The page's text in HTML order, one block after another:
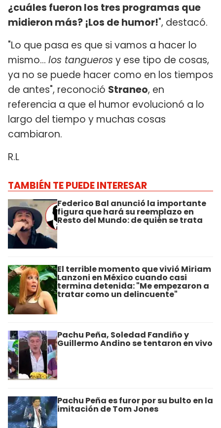
¿cuáles fueron los tres programas que
midieron más? ¡Los de humor!", destacó.
"Lo que pasa es que si vamos a hacer lo
mismo… los tangueros y ese tipo de cosas,
ya no se puede hacer como en los tiempos
de antes", reconoció Straneo, en
referencia a que el humor evolucionó a lo
largo del tiempo y muchas cosas
cambiaron.
R.L
TAMBIÉN TE PUEDE INTERESAR
Federico Bal anunció la importante
figura que hará su reemplazo en
Resto del Mundo: de quién se trata
El terrible momento que vivió Miriam
Lanzoni en México cuando casi
termina detenida: "Me empezaron a
tratar como un delincuente"
Pachu Peña, Soledad Fandiño y
Guillermo Andino se tentaron en vivo
Pachu Peña es furor por su bulto en la
imitación de Tom Jones